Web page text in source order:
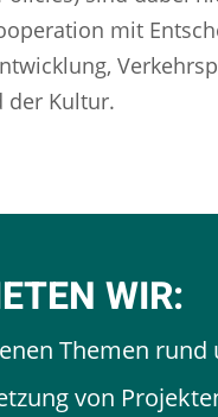
mit
der Kultur.
WIR:
Themen
von